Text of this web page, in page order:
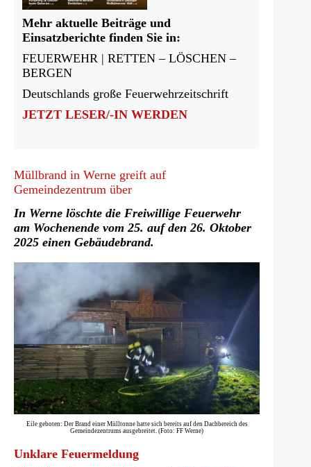
Mehr aktuelle Beiträge und
Einsatzberichte finden Sie in:
FEUERWEHR | RETTEN – LÖSCHEN –
BERGEN
Deutschlands große Feuerwehrzeitschrift
JETZT LESER/-IN WERDEN
Müllbrand in Werne greift auf
Gemeindezentrum über
In Werne löschte die Freiwillige Feuerwehr
am Wochenende vom 25. auf den 26. Oktober
2025 einen Gebäudebrand.
Eile geboten: Der Brand einer Mülltonne hatte sich bereits auf den Dachbereich des
Gemeindezentrums ausgebreitet. (Foto: FF Werne)
Unklare Feuermeldung